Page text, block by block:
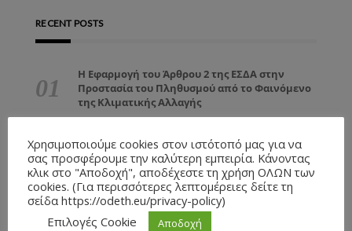
RECENT POSTS
Η Εφαρμογή του Άρθρου 2 της ΕΣΔΑ στην
Προστασία του Πληθυσμού από το Φαινόμενο
της Κλιματικής Αλλαγής
Το Μαυροβούνιο: Ιστορική Ανασκόπηση και
Ευρωπαϊκή Προοπτική
Η EEAS και η Επιχείρηση ASPIDES: Η ΕΕ στην
ασφάλεια της Ερυθράς Θάλασσας
Χρησιμοποιούμε cookies στον ιστότοπό μας για να
σας προσφέρουμε την καλύτερη εμπειρία. Κάνοντας
κλικ στο "Αποδοχή", αποδέχεστε τη χρήση ΟΛΩΝ των
cookies. (Για περισσότερες λεπτομέρειες δείτε τη
σείδα https://odeth.eu/privacy-policy)
Επιλογές Cookie
Αποδοχή